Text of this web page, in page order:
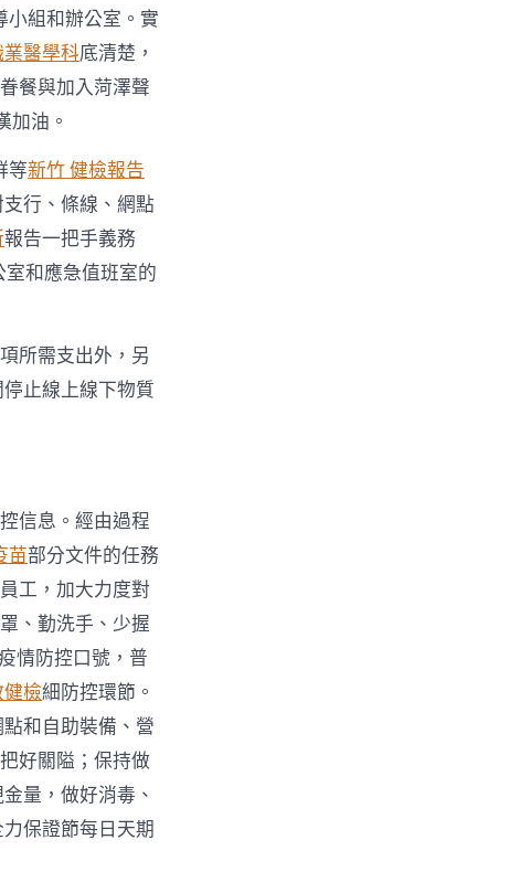
小組和辦公室。實
醫學科底清楚，
餐與加入菏澤聲
加油。
等新竹 健檢報告
行、條線、網點
報告一把手義務
和應急值班室的
所需支出外，另
止線上線下物質
信息。經由過程
苗部分文件的任務
工，加大力度對
、勤洗手、少握
情防控口號，普
檢細防控環節。
和自助裝備、營
好關隘；保持做
量，做好消毒、
保證節每日天期